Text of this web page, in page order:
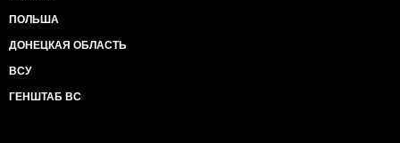
ПОЛЬША
ДОНЕЦКАЯ ОБЛАСТЬ
ВСУ
ГЕНШТАБ ВС